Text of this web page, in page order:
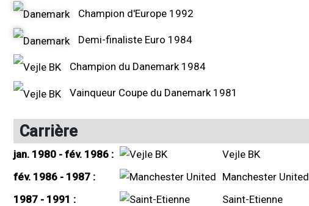
Champion d'Europe 1992
Demi-finaliste Euro 1984
Champion du Danemark 1984
Vainqueur Coupe du Danemark 1981
Carrière
jan. 1980 - fév. 1986 :
Vejle BK
fév. 1986 - 1987 :
Manchester United
1987 - 1991 :
Saint-Etienne